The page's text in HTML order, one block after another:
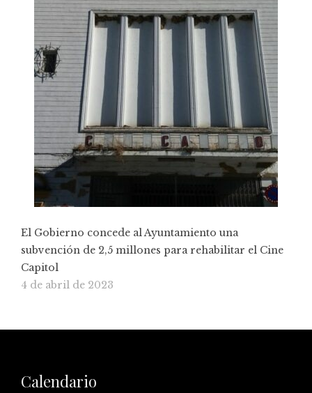
El Gobierno concede al Ayuntamiento una
subvención de 2,5 millones para rehabilitar el Cine
Capitol
4 de abril de 2023
Calendario